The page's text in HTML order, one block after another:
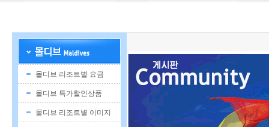
몰디브 리조트별 요금
몰디브 특가할인상품
몰디브 리조트별 이미지